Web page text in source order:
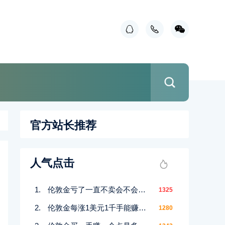
官方站长推荐
人气点击
伦敦金亏了一直不卖会不会赚回来 1325
伦敦金每涨1美元1千手能赚多少 1280